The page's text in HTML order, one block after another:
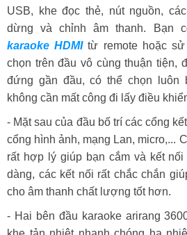
USB, khe đọc thẻ, nút nguồn,
dừng và chỉnh âm thanh. Bạn
karaoke HDMItừ remote hoặc sử
chọn trên đầu vô cùng thuận tiện,
đứng gần đầu, có thể chọn luôn
không cần mất công đi lấy điều
- Mặt sau của đầu bố trí các cổng
cổng hình ảnh, mạng Lan, micro,...
rất hợp lý giúp bạn cắm và kết
dàng, các kết nối rất chắc chắn
cho âm thanh chất lượng tốt hơn.
- Hai bên đầu karaoke arirang